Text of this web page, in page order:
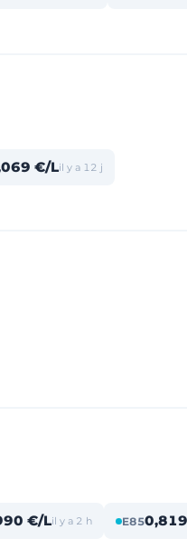
€/Lil y a 12 j
€/Lil y a 2 h E85